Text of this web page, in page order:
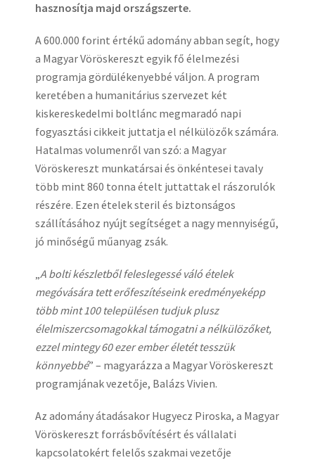
hasznosítja majd országszerte.
A 600.000 forint értékű adomány abban segít, hogy
a Magyar Vöröskereszt egyik fő élelmezési
programja gördülékenyebbé váljon. A program
keretében a humanitárius szervezet két
kiskereskedelmi boltlánc megmaradó napi
fogyasztási cikkeit juttatja el nélkülözők számára.
Hatalmas volumenről van szó: a Magyar
Vöröskereszt munkatársai és önkéntesei tavaly
több mint 860 tonna ételt juttattak el rászorulók
részére. Ezen ételek steril és biztonságos
szállításához nyújt segítséget a nagy mennyiségű,
jó minőségű műanyag zsák.
„A bolti készletből feleslegessé váló ételek
megóvására tett erőfeszítéseink eredményeképp
több mint 100 településen tudjuk plusz
élelmiszercsomagokkal támogatni a nélkülözőket,
ezzel mintegy 60 ezer ember életét tesszük
könnyebbé” – magyarázza a Magyar Vöröskereszt
programjának vezetője, Balázs Vivien.
Az adomány átadásakor Hugyecz Piroska, a Magyar
Vöröskereszt forrásbővítésért és vállalati
kapcsolatokért felelős szakmai vezetője